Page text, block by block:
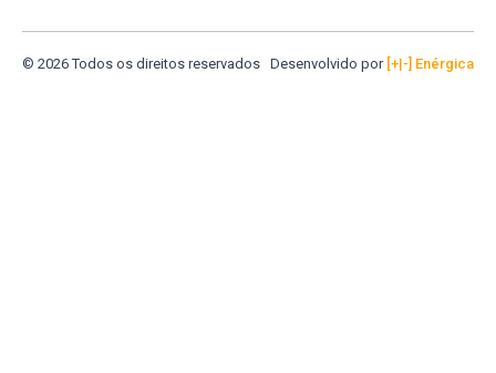
© 2026 Todos os direitos reservados Desenvolvido por [+|-] Enérgica